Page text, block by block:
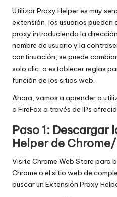
Utilizar Proxy Helper es muy
extensión, los usuarios
proxy introduciendo la
nombre de usuario y la
continuación, se puede
solo clic, o establecer reglas
función de los sitios web.
Ahora, vamos a aprender a
o FireFox a través de IPs
Paso 1: Descargar
Helper de
Visite Chrome Web Store para
Chrome o el sitio web de
buscar un Extensión Proxy